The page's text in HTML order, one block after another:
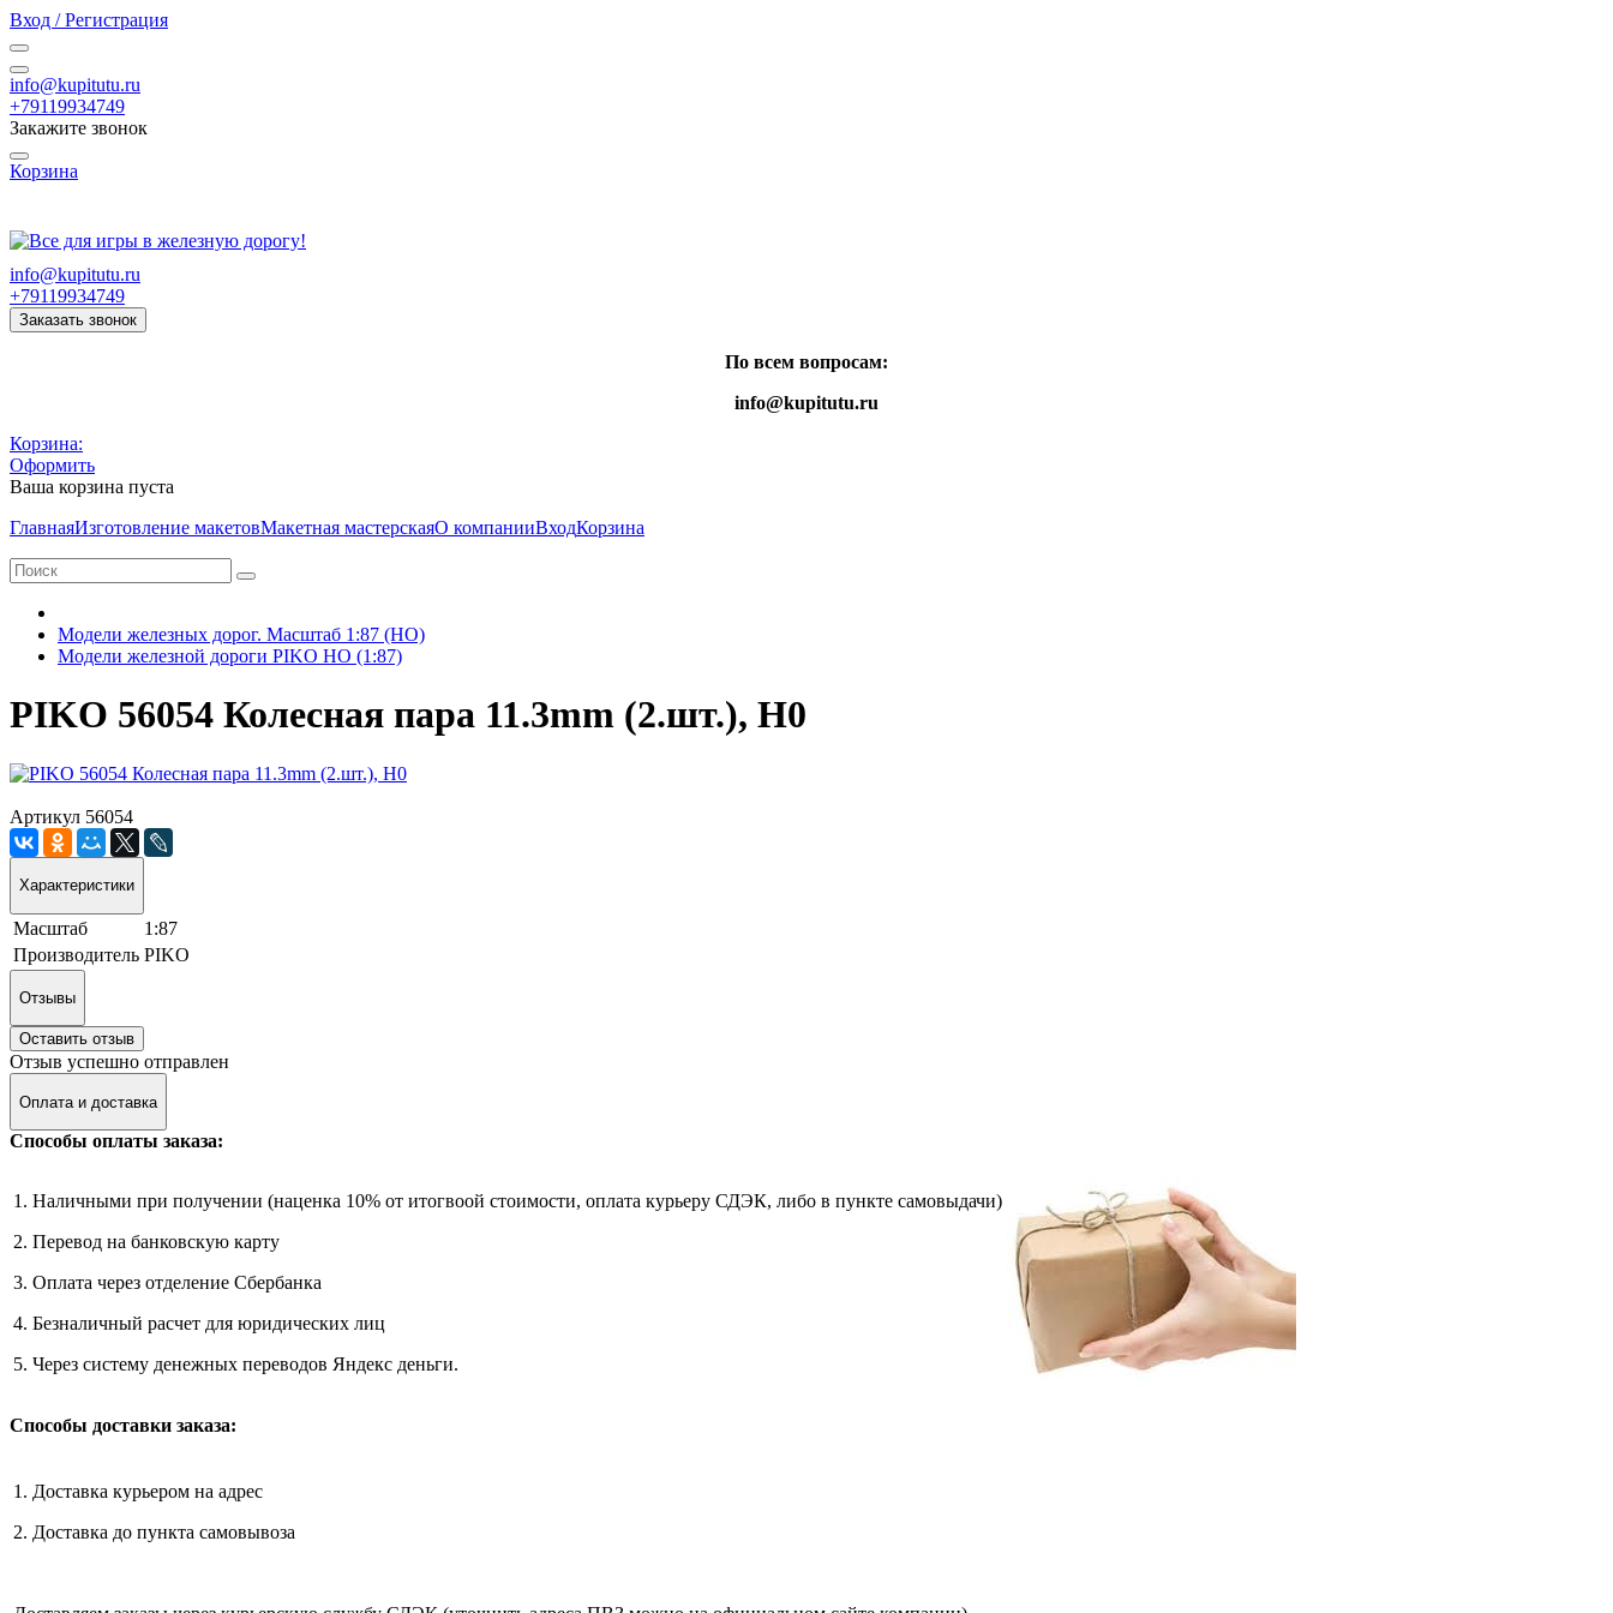
Вход / Регистрация
info@kupitutu.ru
+79119934749
Закажите звонок
Корзина
info@kupitutu.ru
+79119934749
Заказать звонок
По всем вопросам:
info@kupitutu.ru
Корзина:
Оформить
Ваша корзина пуста
ГлавнаяИзготовление макетовМакетная мастерскаяО компанииВходКорзина
Модели железных дорог. Масштаб 1:87 (HO)
Модели железной дороги PIKO HO (1:87)
PIKO 56054 Колесная пара 11.3mm (2.шт.), H0
Артикул 56054
Характеристики
Масштаб
1:87
Производитель PIKO
Отзывы
Оставить отзыв
Отзыв успешно отправлен
Оплата и доставка
Способы оплаты заказа:
1. Наличными при получении (наценка 10% от итогвоой стоимости, оплата курьеру СДЭК, либо в пункте самовыдачи)
2. Перевод на банковскую карту
3. Оплата через отделение Сбербанка
4. Безналичный расчет для юридических лиц
5. Через систему денежных переводов Яндекс деньги.
Способы доставки заказа:
1. Доставка курьером на адрес
2. Доставка до пункта самовывоза